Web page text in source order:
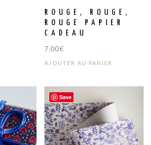
ROUGE, ROUGE,
ROUGE PAPIER
CADEAU
7,00€
AJOUTER AU PANIER
Save